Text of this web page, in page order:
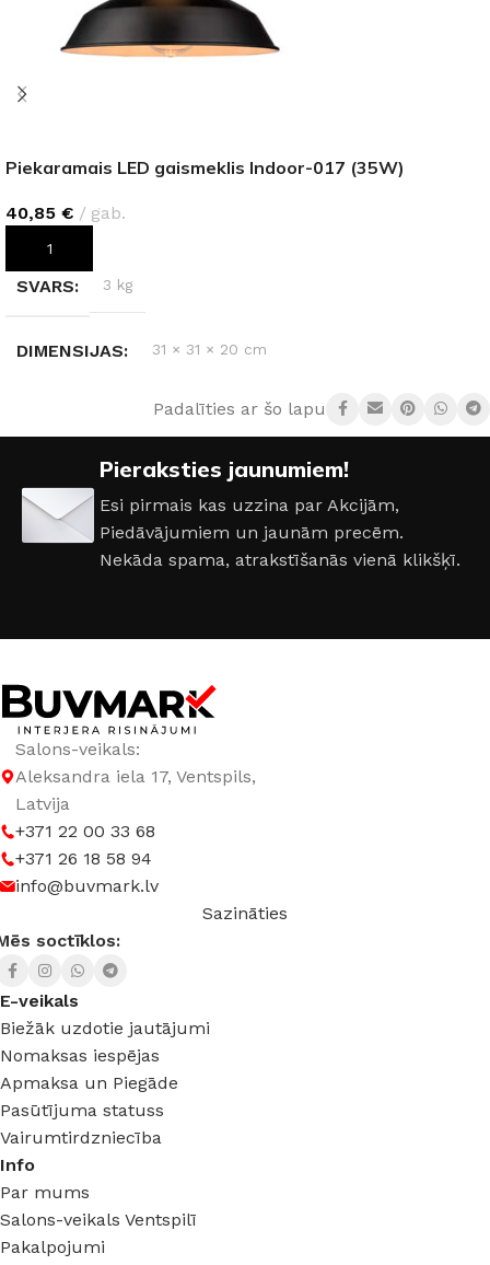
Piekaramais LED gaismeklis Indoor-017 (35W)
40,85 € gab.
PIEVIENOT GROZAM
SVARS 3 kg
DIMENSIJAS 31 × 31 × 20 cm
AIZSARDZĪBAS KLASE IP20
COKOLA TIPS E27
JAUDA 35 W
SPRIEGUMS AC:230 V
Padalīties ar šo lapu:
Pieraksties jaunumiem!
Esi pirmais kas uzzina par Akcijām,
Piedāvājumiem un jaunām precēm.
Nekāda spama, atrakstīšanās vienā klikšķī.
Salons-veikals:
Aleksandra iela 17, Ventspils,
Latvija
+371 22 00 33 68
+371 26 18 58 94
info@buvmark.lv
Sazināties
soctīklos:
E-veikals
Biežāk uzdotie jautājumi
Nomaksas iespējas
Apmaksa un Piegāde
Pasūtījuma statuss
Vairumtirdzniecība
Info
Par mums
Salons-veikals Ventspilī
Pakalpojumi